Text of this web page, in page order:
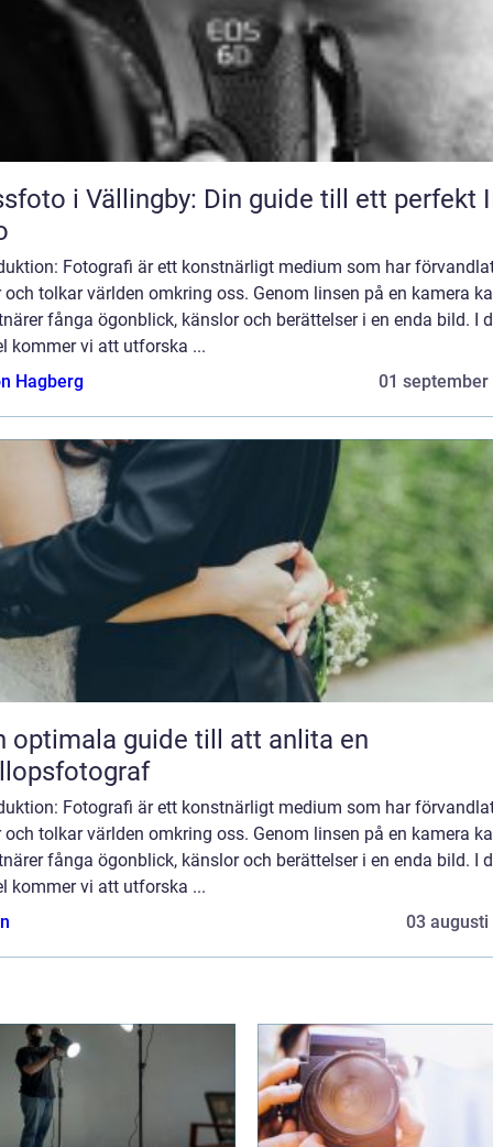
i Vällingby: Din guide till ett perfekt
Fotografi är ett konstnärligt medium som har
och tolkar världen omkring oss. Genom linsen på en kamera
fånga ögonblick, känslor och berättelser i en enda bild. I
kommer vi att utforska ...
Hagberg
01 september
optimala guide till att anlita en
Fotografi är ett konstnärligt medium som har
och tolkar världen omkring oss. Genom linsen på en kamera
fånga ögonblick, känslor och berättelser i en enda bild. I
kommer vi att utforska ...
03 augusti